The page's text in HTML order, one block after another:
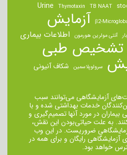
TB NAAT
Thymotaxin
Urine
β2- آزمایش
آنتی مولرین هورمون اطلاعات بیماری
تشخیص طبی
سرولوپلاسمین شکاف آنیونی
آزمایشگاهی می‌توانند سبب
خدمات بهداشتی شده و با
در مورد آنها تصمیم‌گیری و
به علت حیاتی‌بودن این نقش،
ضروریست. در این وب
رایگان و برای همه در
خواهد بود.